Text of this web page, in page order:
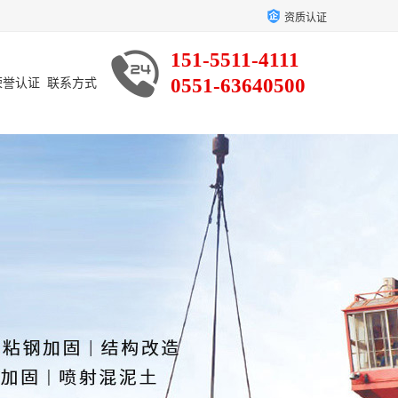
资质认证
151-5511-4111
0551-63640500
誉认证 联系方式